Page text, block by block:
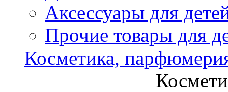
Аксессуары для
Прочие товары для
Косметика,